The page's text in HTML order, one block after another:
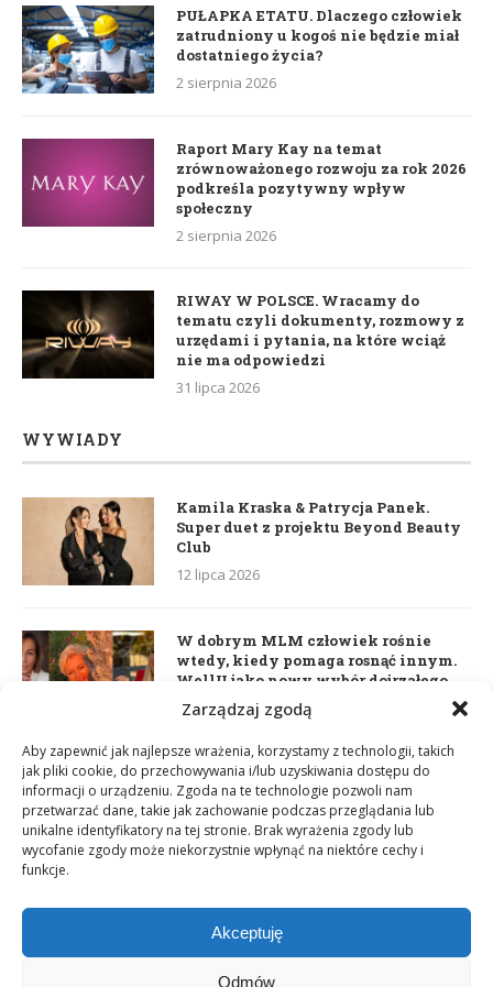
Zarządzaj zgodą
Aby zapewnić jak najlepsze wrażenia, korzystamy z technologii, takich
jak pliki cookie, do przechowywania i/lub uzyskiwania dostępu do
informacji o urządzeniu. Zgoda na te technologie pozwoli nam
przetwarzać dane, takie jak zachowanie podczas przeglądania lub
unikalne identyfikatory na tej stronie. Brak wyrażenia zgody lub
wycofanie zgody może niekorzystnie wpłynąć na niektóre cechy i
funkcje.
Akceptuję
Odmów
PUŁAPKA ETATU. Dlaczego człowiek
zatrudniony u kogoś nie będzie miał
dostatniego życia?
2 sierpnia 2026
Raport Mary Kay na temat
zrównoważonego rozwoju za rok 2026
podkreśla pozytywny wpływ
społeczny
2 sierpnia 2026
RIWAY W POLSCE. Wracamy do
tematu czyli dokumenty, rozmowy z
urzędami i pytania, na które wciąż
nie ma odpowiedzi
31 lipca 2026
WYWIADY
Kamila Kraska & Patrycja Panek.
Super duet z projektu Beyond Beauty
Club
12 lipca 2026
W dobrym MLM człowiek rośnie
wtedy, kiedy pomaga rosnąć innym.
WellU jako nowy wybór dojrzałego
lidera
Daria Dudzik. Kocham Cię
17 kwietnia 2026